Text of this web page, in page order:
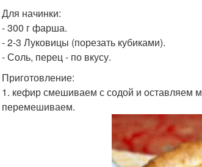
Для начинки:
- 300 г фарша.
- 2-3 Луковицы (порезать кубиками).
- Соль, перец - по вкусу.
Приготовление:
1. кефир смешиваем с содой и оставляем
перемешиваем.